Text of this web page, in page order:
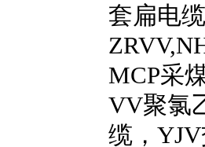
套扁电
MCP采
VV聚氯
缆， YJV